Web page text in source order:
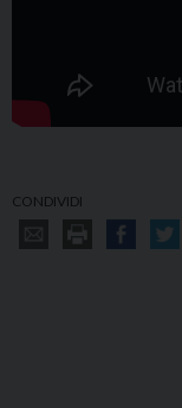
CONDIVIDI